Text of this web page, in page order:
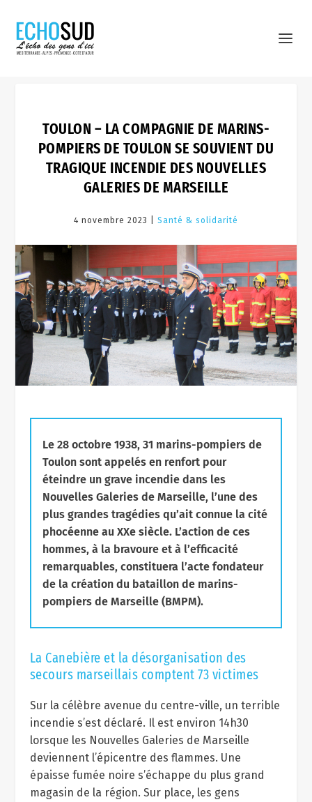
TOULON – LA COMPAGNIE DE MARINS-
POMPIERS DE TOULON SE SOUVIENT DU
TRAGIQUE INCENDIE DES NOUVELLES
GALERIES DE MARSEILLE
4 novembre 2023 | Santé & solidarité
Le 28 octobre 1938, 31 marins-pompiers de
Toulon sont appelés en renfort pour
éteindre un grave incendie dans les
Nouvelles Galeries de Marseille, l’une des
plus grandes tragédies qu’ait connue la cité
phocéenne au XXe siècle. L’action de ces
hommes, à la bravoure et à l’efficacité
remarquables, constituera l’acte fondateur
de la création du bataillon de marins-
pompiers de Marseille (BMPM).
La Canebière et la désorganisation des
secours marseillais comptent 73 victimes
Sur la célèbre avenue du centre-ville, un terrible
incendie s’est déclaré. Il est environ 14h30
lorsque les Nouvelles Galeries de Marseille
deviennent l’épicentre des flammes. Une
épaisse fumée noire s’échappe du plus grand
magasin de la région. Sur place, les gens